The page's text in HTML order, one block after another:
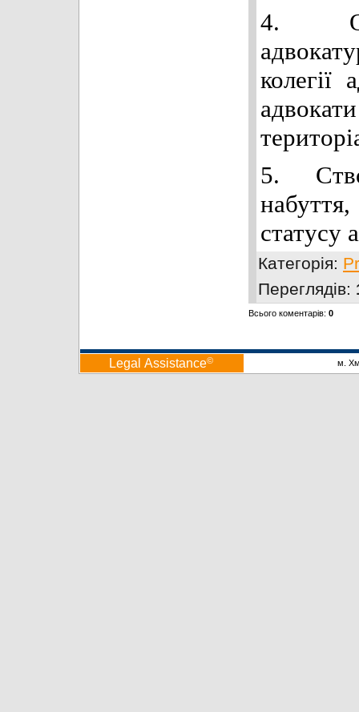
4.
колегії
5.
статусу
Категорія:
Переглядів:
Всього коментарів: 0
Legal Аssistance© м.